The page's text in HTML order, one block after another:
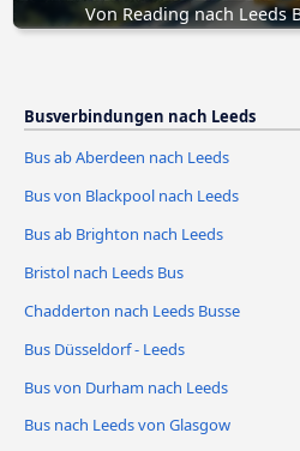
Von Reading nach Leeds
Busverbindungen nach Leeds
Bus ab Aberdeen nach Leeds
Bus von Blackpool nach Leeds
Bus ab Brighton nach Leeds
Bristol nach Leeds Bus
Chadderton nach Leeds Busse
Bus Düsseldorf - Leeds
Bus von Durham nach Leeds
Bus nach Leeds von Glasgow